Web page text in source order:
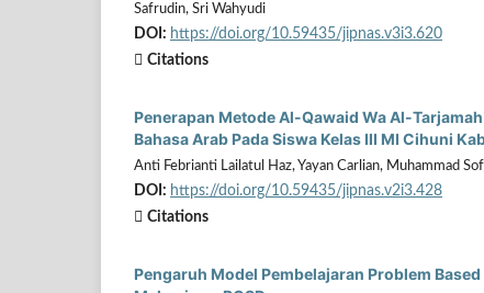
Safrudin, Sri Wahyudi
DOI: https://doi.org/10.59435/jipnas.v3i3.620
Citations
Penerapan Metode Al-Qawaid Wa Al-
Bahasa Arab Pada Siswa Kelas III MI Cihuni
Anti Febrianti Lailatul Haz, Yayan Carlian, Muhammad
DOI: https://doi.org/10.59435/jipnas.v2i3.428
Citations
Pengaruh Model Pembelajaran Problem